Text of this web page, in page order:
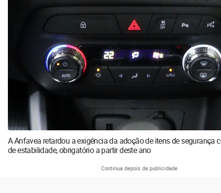
A Anfavea retardou a exigência da adoção de itens de segurança
de estabilidade, obrigatório a partir deste ano
Continua depois da publicidade